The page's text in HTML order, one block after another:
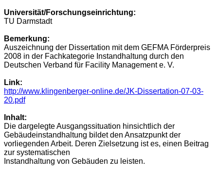
Universität/Forschungseinrichtung:
TU Darmstadt
Bemerkung:
Auszeichnung der Dissertation mit dem GEFMA Förderpreis
2008 in der Fachkategorie Instandhaltung durch den
Deutschen Verband für Facility Management e. V.
Link:
http://www.klingenberger-online.de/JK-Dissertation-07-03-
20.pdf
Inhalt:
Die dargelegte Ausgangssituation hinsichtlich der
Gebäudeinstandhaltung bildet den Ansatzpunkt der
vorliegenden Arbeit. Deren Zielsetzung ist es, einen Beitrag
zur systematischen
Instandhaltung von Gebäuden zu leisten.